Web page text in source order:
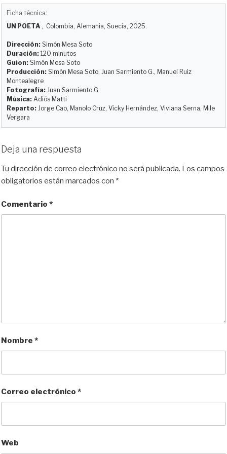
u
s
k
y
o
d
o
n
b
o
o
k
i
t
l
a
r
Ficha técnica:
UN POETA , Colombia, Alemania, Suecia, 2025.
Dirección: Simón Mesa Soto
Duración: 120 minutos
Guion: Simón Mesa Soto
Producción: Simón Mesa Soto, Juan Sarmiento G., Manuel Ruiz
Montealegre
Fotografía: Juan Sarmiento G
Música: Adiós Matti
Reparto: Jorge Cao, Manolo Cruz, Vicky Hernández, Viviana Serna, Mile
Vergara
Deja una respuesta
Tu dirección de correo electrónico no será publicada. Los campos
obligatorios están marcados con *
Comentario *
Nombre *
Correo electrónico *
Web